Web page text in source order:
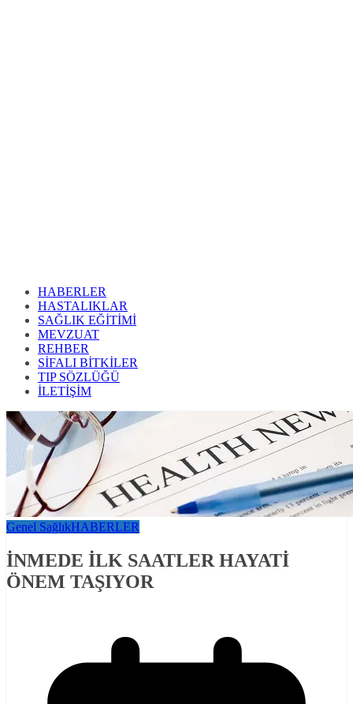
HABERLER
HASTALIKLAR
SAĞLIK EĞİTİMİ
MEVZUAT
REHBER
SİFALI BİTKİLER
TIP SÖZLÜĞÜ
İLETİŞİM
Genel SağlıkHABERLER
İNMEDE İLK SAATLER HAYATİ
ÖNEM TAŞIYOR